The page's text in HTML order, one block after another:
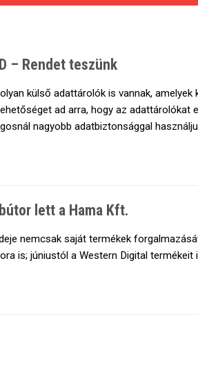
– Rendet teszünk
külső adattárolók is vannak, amelyek
ad arra, hogy az adattárolókat
nagyobb adatbiztonsággal
lett a Hama Kft.
nemcsak saját termékek
is; júniustól a Western Digital termékeit